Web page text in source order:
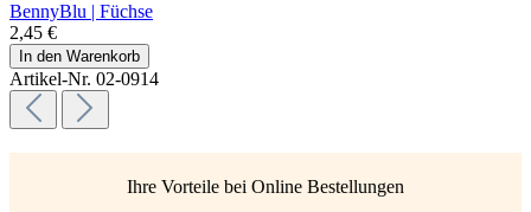
BennyBlu | Füchse
2,45 €
In den Warenkorb
Artikel-Nr. 02-0914
Ihre Vorteile bei Online Bestellungen